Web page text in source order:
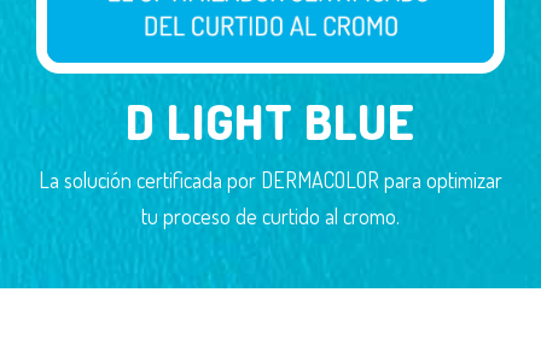
D LIGHT BLUE
La solución certificada por DERMACOLOR para optimizar
tu proceso de curtido al cromo.